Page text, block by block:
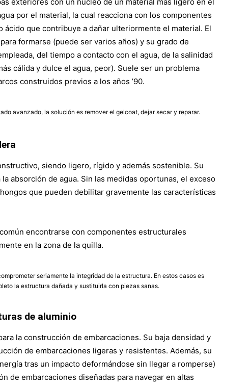
por el material, la cual reacciona con los componentes
ácido que contribuye a dañar ulteriormente el material. El
formarse (puede ser varios años) y su grado de
del tiempo a contacto con el agua, de la salinidad
cálida y dulce el agua, peor). Suele ser un problema
construidos previos a los años ’90.
avanzado, la solución es remover el gelcoat, dejar secar y reparar.
siendo ligero, rígido y además sostenible. Su
absorción de agua. Sin las medidas oportunas, el exceso
que pueden debilitar gravemente las características
encontrarse con componentes estructurales
en la zona de la quilla.
seriamente la integridad de la estructura. En estos casos es
la estructura dañada y sustituirla con piezas sanas.
de aluminio
la construcción de embarcaciones. Su baja densidad y
de embarcaciones ligeras y resistentes. Además, su
tras un impacto deformándose sin llegar a romperse)
de embarcaciones diseñadas para navegar en altas